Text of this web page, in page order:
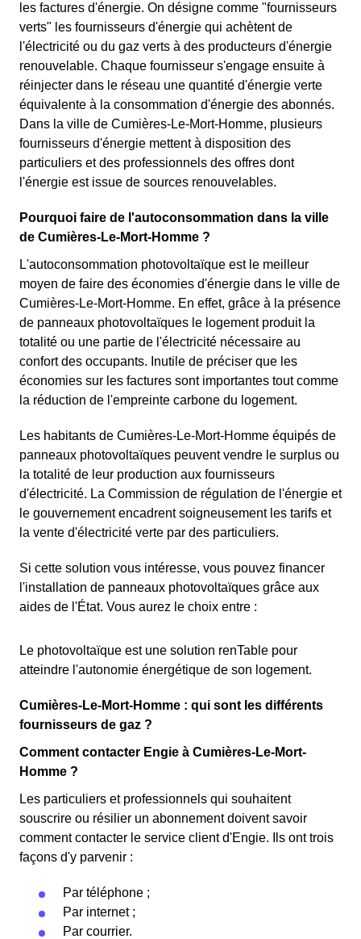
les factures d'énergie. On désigne comme "fournisseurs
verts" les fournisseurs d'énergie qui achètent de
l'électricité ou du gaz verts à des producteurs d'énergie
renouvelable. Chaque fournisseur s'engage ensuite à
réinjecter dans le réseau une quantité d'énergie verte
équivalente à la consommation d'énergie des abonnés.
Dans la ville de Cumières-Le-Mort-Homme, plusieurs
fournisseurs d'énergie mettent à disposition des
particuliers et des professionnels des offres dont
l'énergie est issue de sources renouvelables.
Pourquoi faire de l'autoconsommation dans la ville
de Cumières-Le-Mort-Homme ?
L'autoconsommation photovoltaïque est le meilleur
moyen de faire des économies d'énergie dans le ville de
Cumières-Le-Mort-Homme. En effet, grâce à la présence
de panneaux photovoltaïques le logement produit la
totalité ou une partie de l'électricité nécessaire au
confort des occupants. Inutile de préciser que les
économies sur les factures sont importantes tout comme
la réduction de l'empreinte carbone du logement.
Les habitants de Cumières-Le-Mort-Homme équipés de
panneaux photovoltaïques peuvent vendre le surplus ou
la totalité de leur production aux fournisseurs
d'électricité. La Commission de régulation de l'énergie et
le gouvernement encadrent soigneusement les tarifs et
la vente d'électricité verte par des particuliers.
Si cette solution vous intéresse, vous pouvez financer
l'installation de panneaux photovoltaïques grâce aux
aides de l'État. Vous aurez le choix entre :
Le photovoltaïque est une solution renTable pour
atteindre l'autonomie énergétique de son logement.
Cumières-Le-Mort-Homme : qui sont les différents
fournisseurs de gaz ?
Comment contacter Engie à Cumières-Le-Mort-
Homme ?
Les particuliers et professionnels qui souhaitent
souscrire ou résilier un abonnement doivent savoir
comment contacter le service client d'Engie. Ils ont trois
façons d'y parvenir :
Par téléphone ;
Par internet ;
Par courrier.